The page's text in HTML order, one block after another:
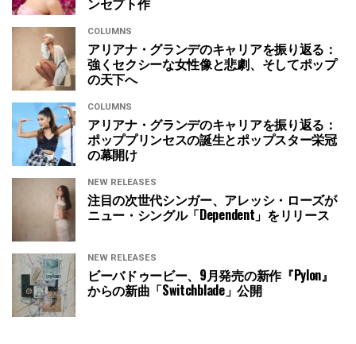
COLUMNS
アリアナ・グランデのキャリアを振り返る：
強くセクシーな女性像と悲劇、そしてポップ
の天下へ
COLUMNS
アリアナ・グランデのキャリアを振り返る：
ポッププリンセスの誕生とポップスター栄冠
の幕開け
NEW RELEASES
注目の次世代シンガー、アレッシ・ローズが
ニュー・シングル「Dependent」をリリース
NEW RELEASES
ビーバドゥービー、9月発売の新作『Pylon』
からの新曲「Switchblade」公開